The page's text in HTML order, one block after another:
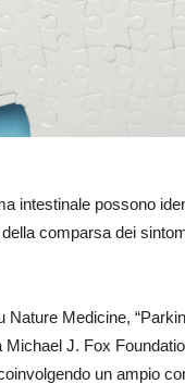
intestinale possono
comparsa dei
Nature Medicine,
J. Fox
un ampio